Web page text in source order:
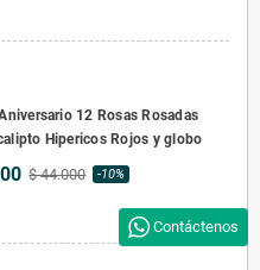
12 Rosas Rosadas
Hipericos Rojos y globo
$ 44.000 -10%
Contáctenos